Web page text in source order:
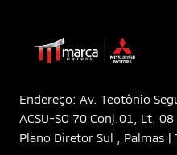
Endereço: Av. Teotônio
ACSU-SO 70 Conj.01, Lt.
Plano Diretor Sul , Palmas |